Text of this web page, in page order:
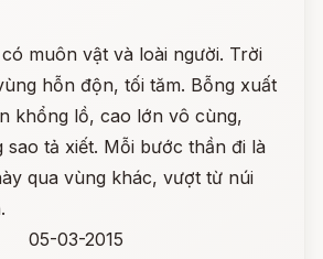
muôn vật và loài người. Trời
hỗn độn, tối tăm. Bỗng xuất
khổng lồ, cao lớn vô cùng,
sao tả xiết. Mỗi bước thần đi là
qua vùng khác, vượt từ núi
05-03-2015